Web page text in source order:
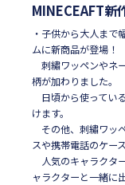
MINECEAFT新
・子供から大人まで
ムに新商品が登場！
刺繡ワッペンやネ
柄が加わりました。
日頃から使ってい
けます。
その他、刺繡ワッ
スや携帯電話のケー
人気のキャラクタ
ャラクターと一緒に